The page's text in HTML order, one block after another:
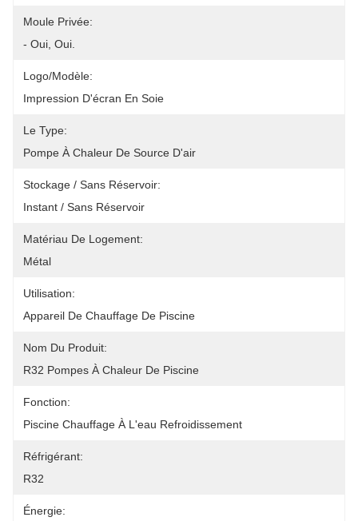
Moule Privée:
- Oui, Oui.
Logo/modèle:
Impression D'écran En Soie
Le Type:
Pompe À Chaleur De Source D'air
Stockage / Sans Réservoir:
Instant / Sans Réservoir
Matériau De Logement:
Métal
Utilisation:
Appareil De Chauffage De Piscine
Nom Du Produit:
R32 Pompes À Chaleur De Piscine
Fonction:
Piscine Chauffage À L'eau Refroidissement
Réfrigérant:
R32
Énergie: